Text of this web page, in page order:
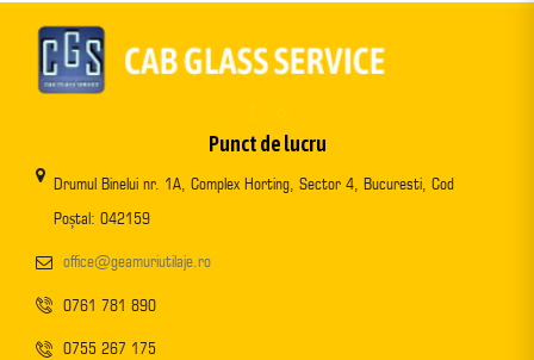
Punct de lucru
Drumul Binelui nr. 1A, Complex Horting, Sector 4, Bucuresti, Cod
Poștal: 042159
office@geamuriutilaje.ro
0761 781 890
0755 267 175